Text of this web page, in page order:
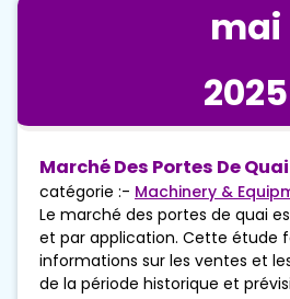
mai
2025
Marché Des Portes De Quai
catégorie :- Machinery &
Le marché des portes de quai
et par application. Cette étude
informations sur les ventes et
de la période historique et